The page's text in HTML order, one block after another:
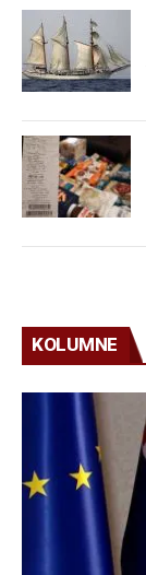
KOLUMNE